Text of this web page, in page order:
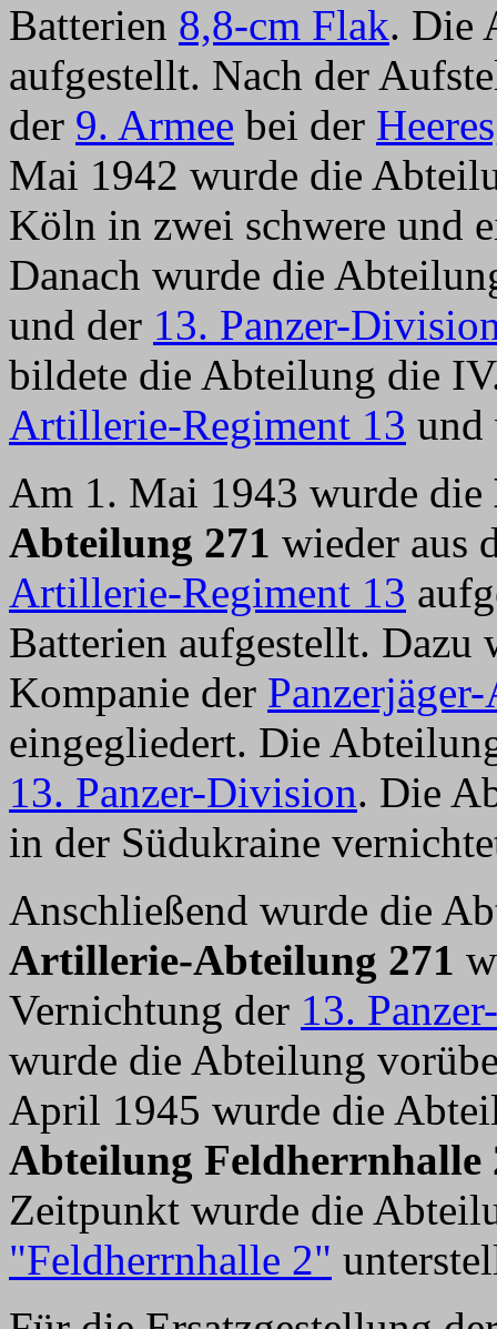
Batterien 8,8-cm Flak. Die
aufgestellt. Nach der
der 9. Armee bei der
Mai 1942 wurde die
Köln in zwei schwere und
Danach wurde die
und der 13. Panzer-
bildete die Abteilung die
Artillerie-Regiment 13 und
Am 1. Mai 1943 wurde die
Abteilung 271 wieder aus
Artillerie-Regiment 13
Batterien aufgestellt. Dazu
Kompanie der
eingegliedert. Die
13. Panzer-Division. Die
in der Südukraine
Anschließend wurde die
Artillerie-Abteilung 271
Vernichtung der 13.
wurde die Abteilung
April 1945 wurde die
Abteilung Feldherrnhalle
Zeitpunkt wurde die
"Feldherrnhalle 2"